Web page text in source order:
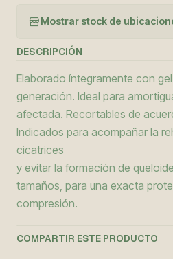
Mostrar stock de
DESCRIPCIÓN
Elaborado íntegramente con
generación. Ideal para
afectada. Recortables de
Indicados para acompañar la
cicatrices
y evitar la formación de
tamaños, para una exacta
compresión.
COMPARTIR ESTE PRODUCTO